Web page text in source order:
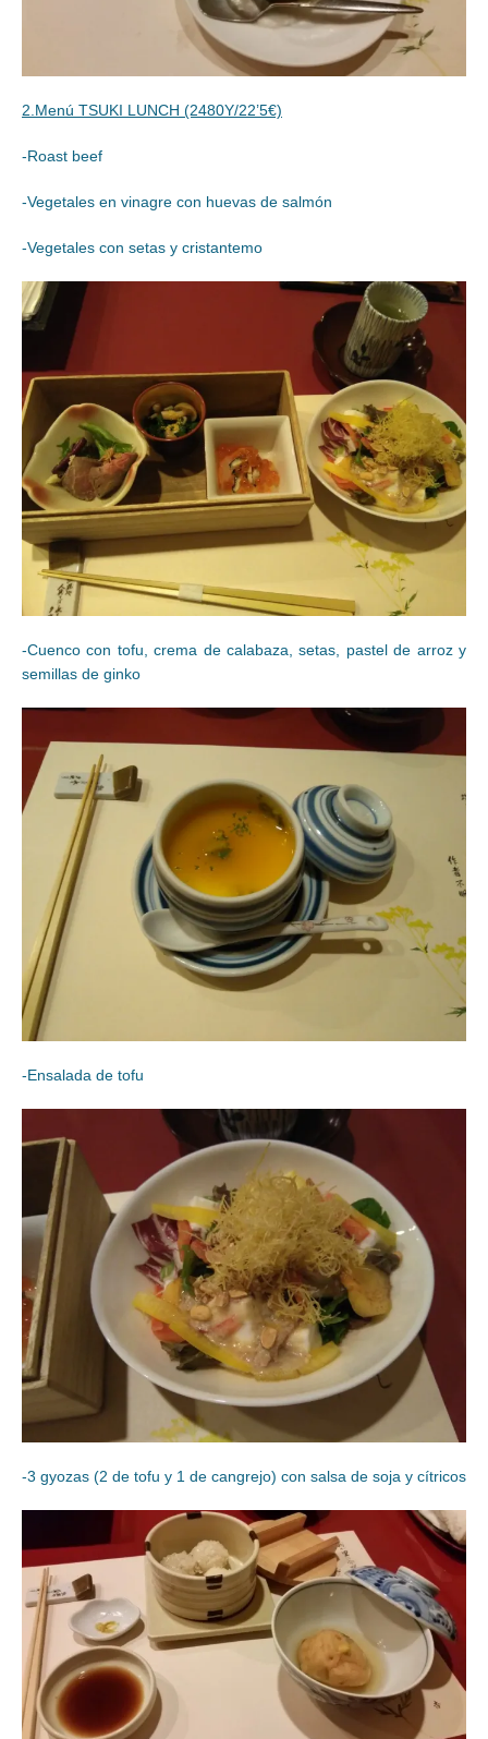
2.Menú TSUKI LUNCH (2480Y/22’5€)
-Roast beef
-Vegetales en vinagre con huevas de salmón
-Vegetales con setas y cristantemo
-Cuenco con tofu, crema de calabaza, setas, pastel de arroz y
semillas de ginko
-Ensalada de tofu
-3 gyozas (2 de tofu y 1 de cangrejo) con salsa de soja y cítricos